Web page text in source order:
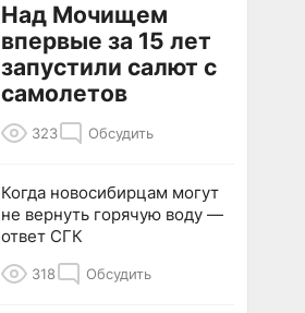
Над Мочищем
впервые за 15 лет
запустили салют с
самолетов
323 Обсудить
Когда новосибирцам могут
не вернуть горячую воду —
ответ СГК
318 Обсудить